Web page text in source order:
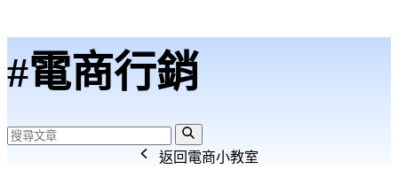
#電商行銷
返回電商小教室